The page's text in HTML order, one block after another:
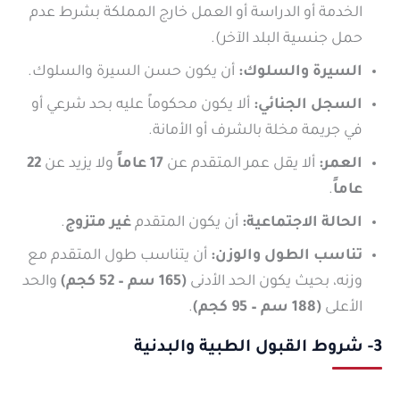
الخدمة أو الدراسة أو العمل خارج المملكة بشرط عدم
حمل جنسية البلد الآخر).
السيرة والسلوك: أن يكون حسن السيرة والسلوك.
السجل الجنائي: ألا يكون محكوماً عليه بحد شرعي أو
في جريمة مخلة بالشرف أو الأمانة.
العمر: ألا يقل عمر المتقدم عن 17 عاماً ولا يزيد عن 22
عاماً.
الحالة الاجتماعية: أن يكون المتقدم غير متزوج.
تناسب الطول والوزن: أن يتناسب طول المتقدم مع
وزنه، بحيث يكون الحد الأدنى (165 سم – 52 كجم)
والحد
الأعلى (188 سم – 95 كجم) .
3- شروط القبول الطبية والبدنية